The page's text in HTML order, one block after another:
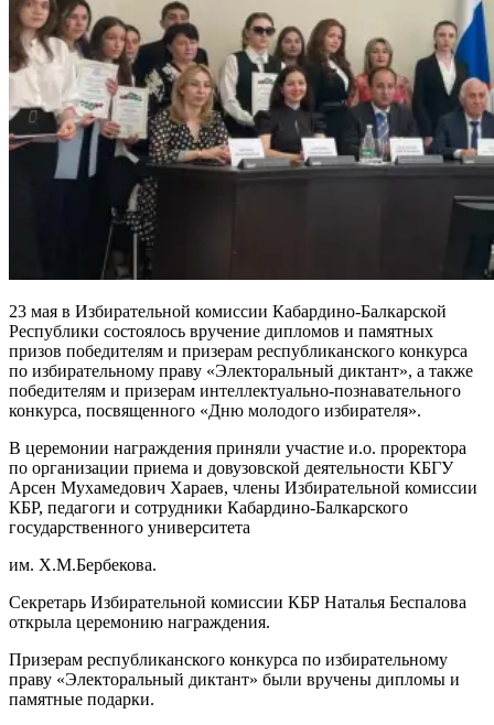
23 мая в Избирательной комиссии Кабардино-Балкарской
Республики состоялось вручение дипломов и памятных
призов победителям и призерам республиканского конкурса
по избирательному праву «Электоральный диктант», а также
победителям и призерам интеллектуально-познавательного
конкурса, посвященного «Дню молодого избирателя».
В церемонии награждения приняли участие и.о. проректора
по организации приема и довузовской деятельности КБГУ
Арсен Мухамедович Хараев, члены Избирательной комиссии
КБР, педагоги и сотрудники Кабардино-Балкарского
государственного университета
им. Х.М.Бербекова.
Секретарь Избирательной комиссии КБР Наталья Беспалова
открыла церемонию награждения.
Призерам республиканского конкурса по избирательному
праву «Электоральный диктант» были вручены дипломы и
памятные подарки.